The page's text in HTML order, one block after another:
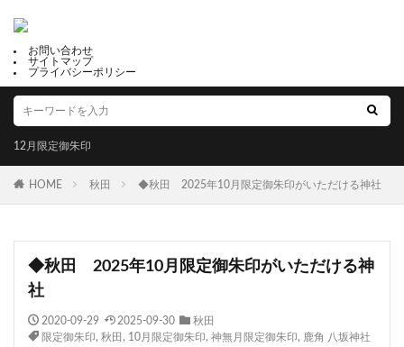
お問い合わせ
サイトマップ
プライバシーポリシー
12月限定御朱印
HOME 秋田 ◆秋田 2025年10月限定御朱印がいただける神社
◆秋田 2025年10月限定御朱印がいただける神
社
2020-09-29 2025-09-30
秋田
限定御朱印, 秋田 , 10月限定御朱印, 神無月限定御朱印, 鹿角 八坂神社